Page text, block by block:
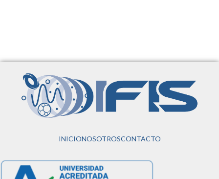
INICIONOSOTROSCONTACTO